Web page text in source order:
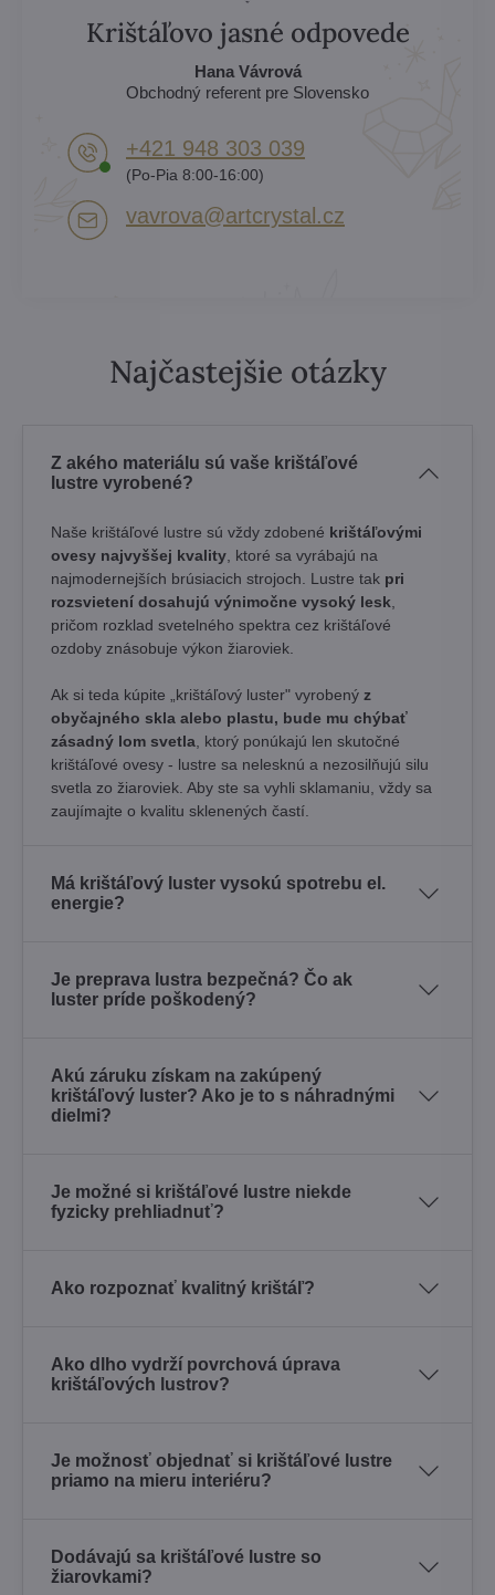
Krištáľovo jasné odpovede
Hana Vávrová
Obchodný referent pre Slovensko
+421 948 303 039
(Po-Pia 8:00-16:00)
vavrova​@artcrystal​.cz
Najčastejšie otázky
Z akého materiálu sú vaše krištáľové
lustre vyrobené?
Naše krištáľové lustre sú vždy zdobené krištáľovými
ovesy najvyššej kvality , ktoré sa vyrábajú na
najmodernejších brúsiacich strojoch. Lustre tak pri
rozsvietení dosahujú výnimočne vysoký lesk
pričom rozklad svetelného spektra cez krištáľové
ozdoby znásobuje výkon žiaroviek.
Ak si teda kúpite „krištáľový luster" vyrobený z
obyčajného skla alebo plastu, bude mu chýbať
zásadný lom svetla , ktorý ponúkajú len skutočné
krištáľové ovesy - lustre sa nelesknú a nezosilňujú silu
svetla zo žiaroviek. Aby ste sa vyhli sklamaniu, vždy sa
zaujímajte o kvalitu sklenených častí.
Má krištáľový luster vysokú spotrebu el.
energie?
Je preprava lustra bezpečná? Čo ak
luster príde poškodený?
Akú záruku získam na zakúpený
krištáľový luster? Ako je to s náhradnými
dielmi?
Je možné si krištáľové lustre niekde
fyzicky prehliadnuť?
Ako rozpoznať kvalitný krištáľ?
Ako dlho vydrží povrchová úprava
krištáľových lustrov?
Je možnosť objednať si krištáľové lustre
priamo na mieru interiéru?
Dodávajú sa krištáľové lustre so
žiarovkami?